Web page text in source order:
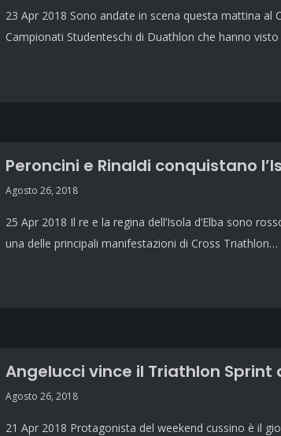
23 Apr 2018 Sono andate in scena questa mattina al
Campionati Studenteschi di Duathlon che hanno
Peroncini e Rinaldi conquistano
Agosto 26, 2018
25 Apr 2018 Il re e la regina dell’Isola d’Elba sono
una delle principali manifestazioni di Cross Triathlon…
Angelucci vince il Triathlon Sprint
Agosto 26, 2018
21 Apr 2018 Protagonista del weekend cussino è il